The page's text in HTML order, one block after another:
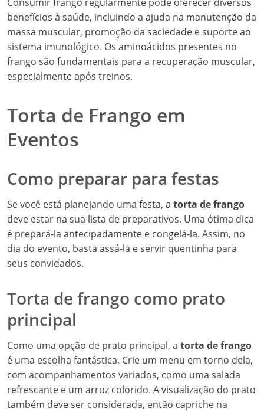
benefícios à saúde, incluindo a ajuda na manutenção da
massa muscular, promoção da saciedade e suporte ao
sistema imunológico. Os aminoácidos presentes no
frango são fundamentais para a recuperação muscular,
especialmente após treinos.
Torta de Frango em
Eventos
Como preparar para festas
Se você está planejando uma festa, a torta de frango
deve estar na sua lista de preparativos. Uma ótima dica
é prepará-la antecipadamente e congelá-la. Assim, no
dia do evento, basta assá-la e servir quentinha para
seus convidados.
Torta de frango como prato
principal
Como uma opção de prato principal, a torta de frango
é uma escolha fantástica. Crie um menu em torno dela,
com acompanhamentos variados, como uma salada
refrescante e um arroz colorido. A visualização do prato
também deve ser considerada, então capriche na